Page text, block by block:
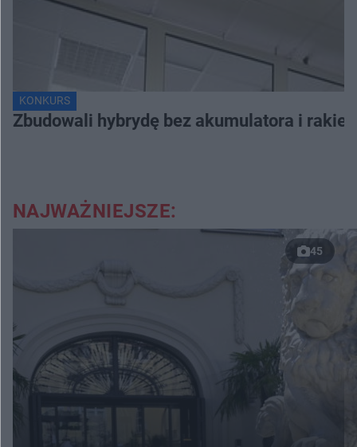
KONKURS
Zbudowali hybrydę bez akumulatora i
NAJWAŻNIEJSZE:
45